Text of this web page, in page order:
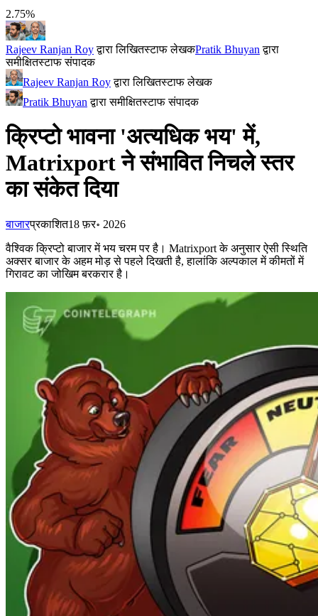
2.75%
Rajeev Ranjan Royद्वारा लिखितस्टाफ लेखकPratik Bhuyan द्वारा
समीक्षितस्टाफ संपादक
Rajeev Ranjan Royद्वारा लिखितस्टाफ लेखक
Pratik Bhuyan द्वारा समीक्षितस्टाफ संपादक
क्रिप्टो भावना 'अत्यधिक भय' में,
Matrixport ने संभावित निचले स्तर
का संकेत दिया
बाजारप्रकाशित18 फ़र॰ 2026
वैश्विक क्रिप्टो बाजार में भय चरम पर है। Matrixport के अनुसार ऐसी स्थिति
अक्सर बाजार के अहम मोड़ से पहले दिखती है, हालांकि अल्पकाल में कीमतों में
गिरावट का जोखिम बरकरार है।